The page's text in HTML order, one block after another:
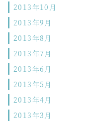
2013年10月
2013年9月
2013年8月
2013年7月
2013年6月
2013年5月
2013年4月
2013年3月